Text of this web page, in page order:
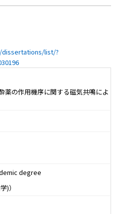
dissertations/list/?
薬の作用機序に関する磁気共鳴によ
degree
)）